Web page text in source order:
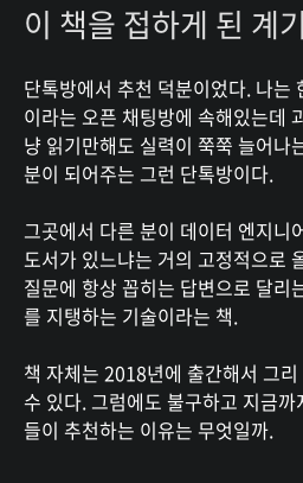
이 책을 접하게 된 계기
단톡방에서 추천 덕분이었다. 나는
이라는 오픈 채팅방에 속해있는데
냥 읽기만해도 실력이 쭉쭉 늘어나
분이 되어주는 그런 단톡방이다.
그곳에서 다른 분이 데이터 엔지니
도서가 있느냐는 거의 고정적으로
질문에 항상 꼽히는 답변으로 달리
를 지탱하는 기술이라는 책.
책 자체는 2018년에 출간해서 그
수 있다. 그럼에도 불구하고 지금
들이 추천하는 이유는 무엇일까.